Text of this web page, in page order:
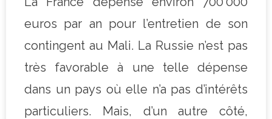
euros par an pour l’entretien de son
contingent au Mali. La Russie n’est pas
très favorable à une telle dépense
dans un pays où elle n’a pas d’intérêts
particuliers. Mais, d’un autre côté,